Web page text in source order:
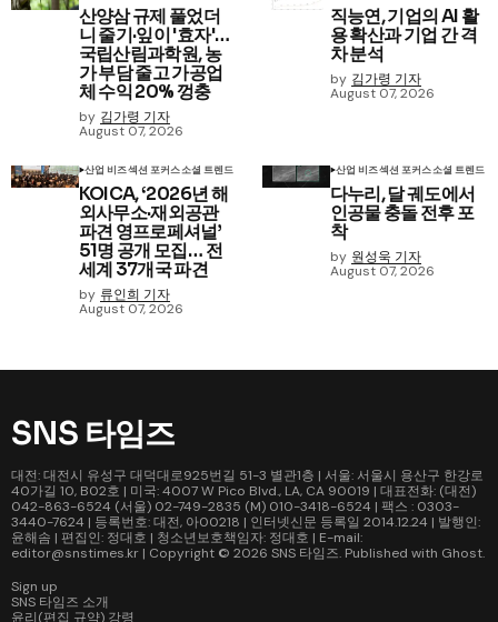
산양삼 규제 풀었더
니 줄기·잎이 '효자'…
국립산림과학원, 농
가 부담 줄고 가공업
체 수익 20% 껑충
by 김가령 기자
August 07, 2026
직능연, 기업의 AI 활
용 확산과 기업 간 격
차 분석
by 김가령 기자
August 07, 2026
산업 비즈섹션 포커스소셜 트렌드
KOICA, ‘2026년 해
외사무소·재외공관
파견 영프로페셔널’
51명 공개 모집… 전
세계 37개국 파견
by 류인희 기자
August 07, 2026
산업 비즈섹션 포커스소셜 트렌드
다누리, 달 궤도에서
인공물 충돌 전후 포
착
by 원성욱 기자
August 07, 2026
SNS 타임즈
대전: 대전시 유성구 대덕대로925번길 51-3 별관1층 | 서울: 서울시 용산구 한강로
40가길 10, B02호 | 미국: 4007 W Pico Blvd., LA, CA 90019 | 대표전화: (대전)
042-863-6524 (서울) 02-749-2835 (M) 010-3418-6524 | 팩스 : 0303-
3440-7624 | 등록번호: 대전, 아00218 | 인터넷신문 등록일 2014.12.24 | 발행인:
윤해솜 | 편집인: 정대호 | 청소년보호책임자: 정대호 | E-mail:
editor@snstimes.kr | Copyright © 2026 SNS 타임즈. Published with Ghost.
Sign up
SNS 타임즈 소개
윤리(편집 규약) 강령